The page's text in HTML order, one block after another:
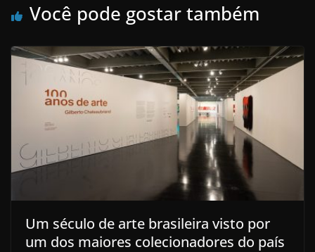
Você pode gostar também
Um século de arte brasileira visto por
um dos maiores colecionadores do país